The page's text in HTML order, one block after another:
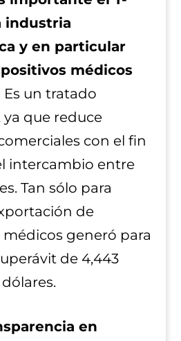
industria
y en particular
médicos
Es un tratado
que reduce
con el fin
intercambio entre
Tan sólo para
de
generó para
de 4,443
en